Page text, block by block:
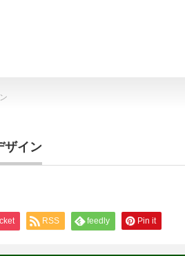
ザイン
RSS feedly Pin it